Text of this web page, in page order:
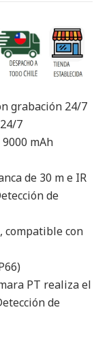
grabación 24/7
7
mAh
de 30 m e IR
de
compatible con
PT realiza el
de